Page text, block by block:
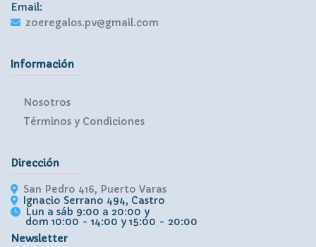
Email:
zoeregalos.pv@gmail.com
Información
Nosotros
Términos y Condiciones
Dirección
San Pedro 416, Puerto Varas
Ignacio Serrano 494, Castro
Lun a sáb 9:00 a 20:00 y
dom 10:00 - 14:00 y 15:00 - 20:00
Newsletter